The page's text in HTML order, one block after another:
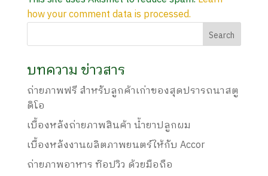
how your comment data is processed.
บทความ ข่าวสาร
ถ่ายภาพฟรี สำหรับลูกค้าเก่าของสุดปรารถนาสตู
ดิโอ
เบื้องหลังถ่ายภาพสินค้า น้ำยาปลูกผม
เบื้องหลังงานผลิตภาพยนตร์ให้กับ Accor
ถ่ายภาพอาหาร ท๊อปวิว ด้วยมือถือ